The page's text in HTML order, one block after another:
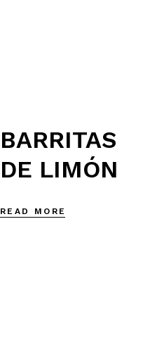
BARRITAS
DE LIMÓN
READ MORE